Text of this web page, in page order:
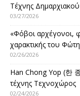
Τέχνης
03/27/2026
«Φόβοι αρχέγονοι,
χαρακτικής του
02/26/2026
Han Chong Yop (한
τέχνης Τεχνοχώρος
02/24/2026